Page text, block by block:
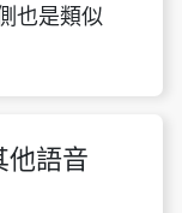
也是類似
他語音